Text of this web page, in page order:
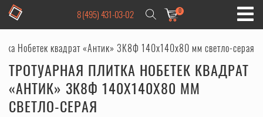
8 (495) 431-03-02 0
Нобетек квадрат «Антик» 3К8Ф 140x140x80 мм светло-серая
ТРОТУАРНАЯ ПЛИТКА НОБЕТЕК КВАДРАТ
«АНТИК» 3К8Ф 140X140X80 ММ
СВЕТЛО-СЕРАЯ